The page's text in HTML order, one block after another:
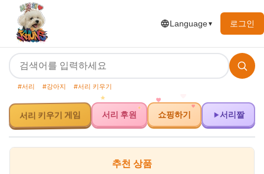
Language▼ 로그인
#서리 #강아지 #서리 키우기
서리 키우기 게임 서리 후원 쇼핑하기 서리짤
추천 상품